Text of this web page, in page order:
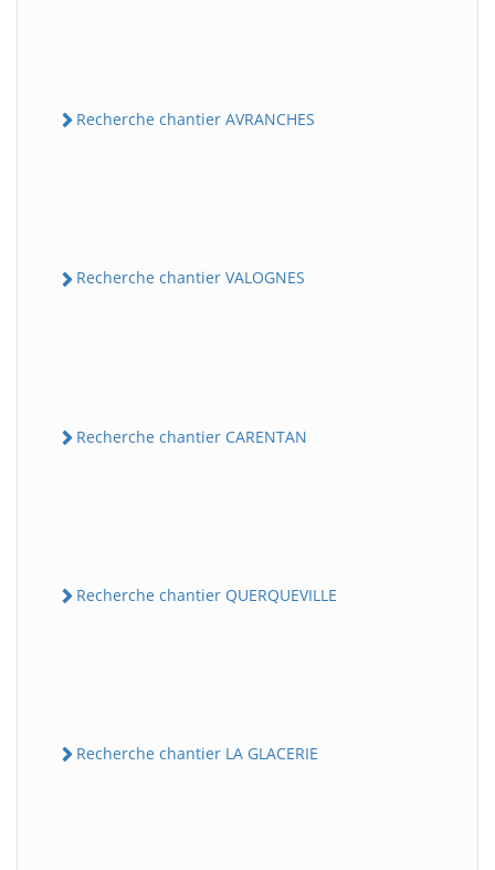
Recherche chantier AVRANCHES
Recherche chantier VALOGNES
Recherche chantier CARENTAN
Recherche chantier QUERQUEVILLE
Recherche chantier LA GLACERIE